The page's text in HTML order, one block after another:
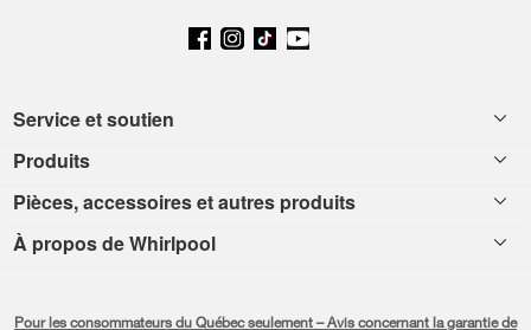
Footer
Service et soutien
Aide relative aux produits
Enregistrement de produit
Manuels et documentation
Produits
Laveuses et sécheuses
Cuisine
Pièces, accessoires et autres produits
Accessoires
À propos de Whirlpool
Pour les consommateurs du Québec seulement – Avis concernant la garantie de